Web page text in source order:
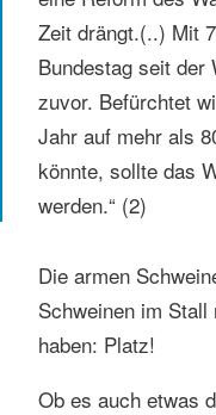
Zeit drängt.(..) Mit
Bundestag seit der
zuvor. Befürchtet
Jahr auf mehr als
könnte, sollte das
werden.“ (2)
Die armen
Schweinen im
haben: Platz!
Ob es auch etwas